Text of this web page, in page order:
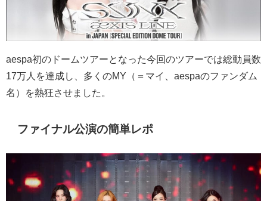
aespa初のドームツアーとなった今回のツアーでは総動員数
17万人を達成し、多くのMY （＝マイ、 aespaのファンダム
名）を熱狂させました。
ファイナル公演の簡単レポ